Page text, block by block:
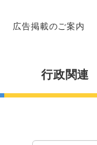
広告掲載のご案内
行政関連